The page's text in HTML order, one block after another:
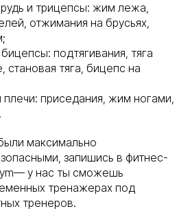
и трицепсы: жим лежа,
отжимания на брусьях,
подтягивания, тяга
становая тяга, бицепс на
приседания, жим ногами,
максимально
запишись в фитнес-
у нас ты сможешь
тренажерах под
тренеров.